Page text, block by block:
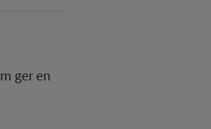
ger en